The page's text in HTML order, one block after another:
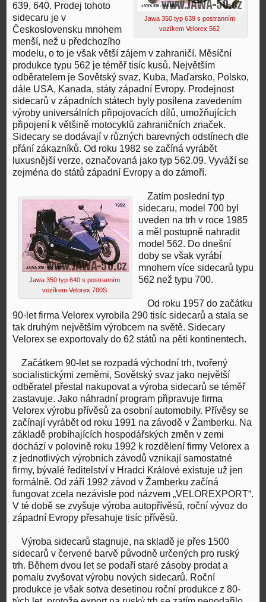
Jawa 350 typ 639 s postranním
vozíkem Velorex 562
639, 640. Prodej tohoto
sidecaru je v
Československu mnohem
menší, než u předchozího
modelu, o to je však větší zájem v zahraničí. Měsíční
produkce typu 562 je téměř tisíc kusů. Největším
odběratelem je Sovětský svaz, Kuba, Maďarsko, Polsko,
dále USA, Kanada, státy západní Evropy. Prodejnost
sidecarů v západních státech byly posílena zavedením
výroby universálních připojovacích dílů, umožňujících
připojení k většině motocyklů zahraničních značek.
Sidecary se dodávají v různých barevných odstínech dle
přání zákazníků. Od roku 1982 se začíná vyrábět
luxusnější verze, označovaná jako typ 562.09. Vyváží se
zejména do států západní Evropy a do zámoří.
Jawa 350 typ 640 s postranním
vozíkem Velorex 700S
Zatím poslední typ
sidecaru, model 700 byl
uveden na trh v roce 1985
a měl postupně nahradit
model 562. Do dnešní
doby se však vyrábí
mnohem více sidecarů typu
562 než typu 700.
Od roku 1957 do začátku
90-let firma Velorex vyrobila 290 tisíc sidecarů a stala se
tak druhým největším výrobcem na světě. Sidecary
Velorex se exportovaly do 62 států na pěti kontinentech.
Začátkem 90-let se rozpadá východní trh, tvořený
socialistickými zeměmi, Sovětský svaz jako největší
odběratel přestal nakupovat a výroba sidecarů se téměř
zastavuje. Jako náhradní program připravuje firma
Velorex výrobu přívěsů za osobní automobily. Přívěsy se
začínají vyrábět od roku 1991 na závodě v Žamberku. Na
základě probíhajících hospodářských změn v zemi
dochází v polovině roku 1992 k rozdělení firmy Velorex a
z jednotlivých výrobních závodů vznikají samostatné
firmy, bývalé ředitelství v Hradci Králové existuje už jen
formálně. Od září 1992 závod v Žamberku začíná
fungovat zcela nezávisle pod názvem „VELOREXPORT“.
V té době se zvyšuje výroba autopřívěsů, roční vývoz do
západní Evropy přesahuje tisíc přívěsů.
Výroba sidecarů stagnuje, na skladě je přes 1500
sidecarů v červené barvě původně určených pro ruský
trh. Během dvou let se podaří staré zásoby prodat a
pomalu zvyšovat výrobu nových sidecarů. Roční
produkce je však sotva desetinou roční produkce z 80-